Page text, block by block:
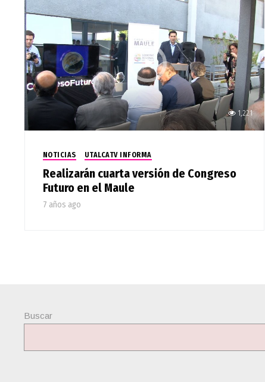
1,221
NOTICIAS UTALCATV INFORMA
Realizarán cuarta versión de Congreso
Futuro en el Maule
7 años ago
Buscar